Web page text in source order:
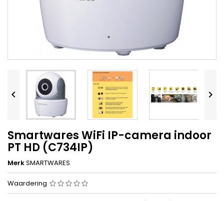
 
Smartwares WiFi IP-camera indoor
PT HD (C734IP)
MerkSMARTWARES
Waardering